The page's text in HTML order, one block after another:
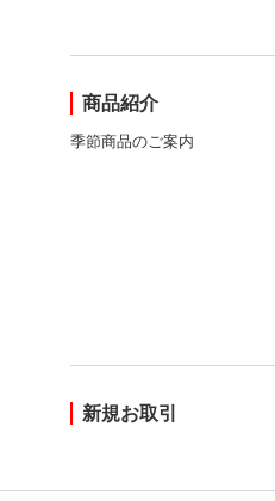
商品紹介
季節商品のご案内
新規お取引